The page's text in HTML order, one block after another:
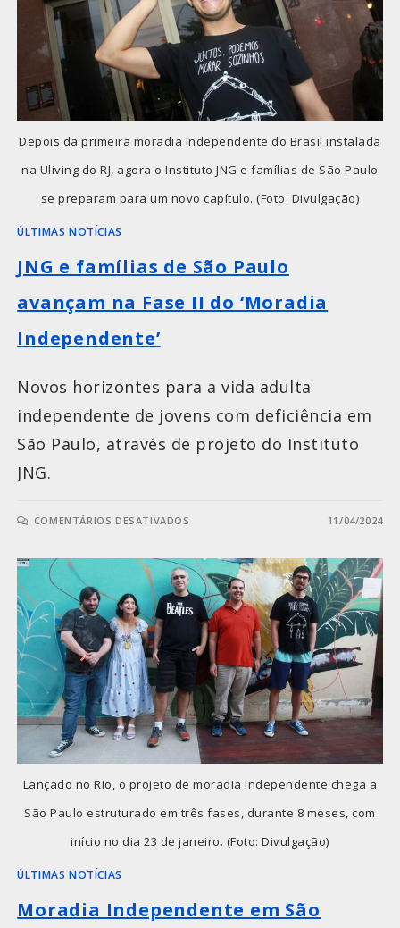
Depois da primeira moradia independente do Brasil instalada
na Uliving do RJ, agora o Instituto JNG e famílias de São Paulo
se preparam para um novo capítulo. (Foto: Divulgação)
ÚLTIMAS NOTÍCIAS
JNG e famílias de São Paulo
avançam na Fase II do ‘Moradia
Independente’
Novos horizontes para a vida adulta
independente de jovens com deficiência em
São Paulo, através de projeto do Instituto
JNG.
COMENTÁRIOS DESATIVADOS 11/04/2024
Lançado no Rio, o projeto de moradia independente chega a
São Paulo estruturado em três fases, durante 8 meses, com
início no dia 23 de janeiro. (Foto: Divulgação)
ÚLTIMAS NOTÍCIAS
Moradia Independente em São